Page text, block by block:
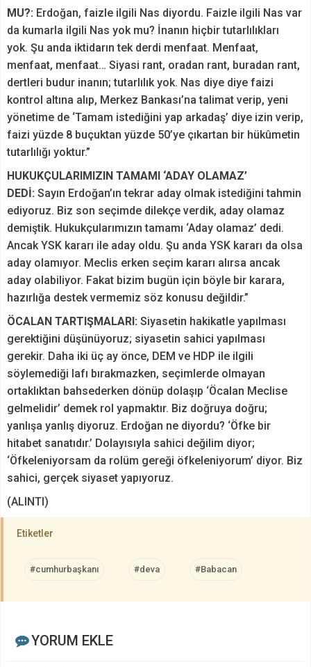
MU?: Erdoğan, faizle ilgili Nas diyordu. Faizle ilgili Nas var
da kumarla ilgili Nas yok mu? İnanın hiçbir tutarlılıkları
yok. Şu anda iktidarın tek derdi menfaat. Menfaat,
menfaat, menfaat… Siyasi rant, oradan rant, buradan rant,
dertleri budur inanın; tutarlılık yok. Nas diye diye faizi
kontrol altına alıp, Merkez Bankası’na talimat verip, yeni
yönetime de ‘Tamam istediğini yap arkadaş’ diye izin verip,
faizi yüzde 8 buçuktan yüzde 50’ye çıkartan bir hükûmetin
tutarlılığı yoktur.”
HUKUKÇULARIMIZIN TAMAMI ‘ADAY OLAMAZ’
DEDİ: Sayın Erdoğan’ın tekrar aday olmak istediğini tahmin
ediyoruz. Biz son seçimde dilekçe verdik, aday olamaz
demiştik. Hukukçularımızın tamamı ‘Aday olamaz’ dedi.
Ancak YSK kararı ile aday oldu. Şu anda YSK kararı da olsa
aday olamıyor. Meclis erken seçim kararı alırsa ancak
aday olabiliyor. Fakat bizim bugün için böyle bir karara,
hazırlığa destek vermemiz söz konusu değildir.”
ÖCALAN TARTIŞMALARI: Siyasetin hakikatle yapılması
gerektiğini düşünüyoruz; siyasetin sahici yapılması
gerekir. Daha iki üç ay önce, DEM ve HDP ile ilgili
söylemediği lafı bırakmazken, seçimlerde olmayan
ortaklıktan bahsederken dönüp dolaşıp ‘Öcalan Meclise
gelmelidir’ demek rol yapmaktır. Biz doğruya doğru;
yanlışa yanlış diyoruz. Erdoğan ne diyordu? ‘Öfke bir
hitabet sanatıdır.’ Dolayısıyla sahici değilim diyor;
‘Öfkeleniyorsam da rolüm gereği öfkeleniyorum’ diyor. Biz
sahici, gerçek siyaset yapıyoruz.
(ALINTI)
Etiketler
#cumhurbaşkanı #deva #Babacan
YORUM EKLE